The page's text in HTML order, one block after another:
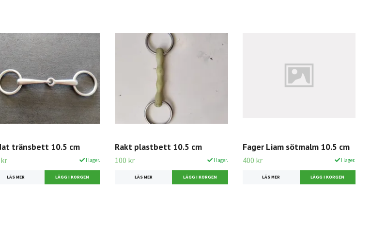
tränsbett 10.5 cm
I lager.
LÄS MER
Rakt plastbett 10.5 cm
100 kr I lager.
LÄS MER
Fager Liam sötmalm 10.5 cm
400 kr I lager.
LÄS MER